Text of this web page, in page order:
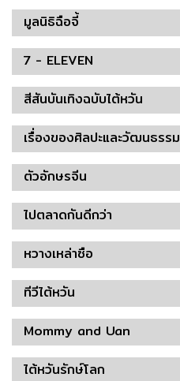
มูลนิธิฉือจี้
7 - ELEVEN
สีสันบันเทิงฉบับไต้หวัน
เรื่องของศิลปะและวัฒนธรรม
ตัวอักษรจีน
ไปตลาดกันดีกว่า
หวางเหล่าซือ
ทีวีไต้หวัน
Mommy and Uan
ไต้หวันรักษ์โลก